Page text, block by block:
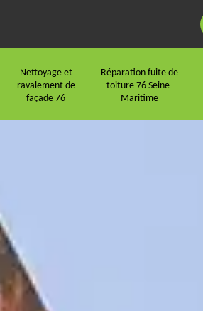
Nettoyage et
ravalement de
façade 76
Réparation fuite de
toiture 76 Seine-
Maritime